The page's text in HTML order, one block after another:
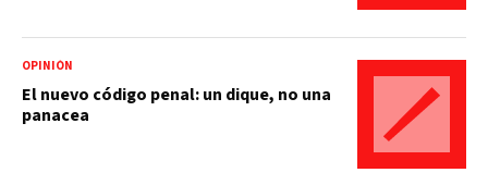
OPINIÓN
El nuevo código penal: un dique, no una
panacea